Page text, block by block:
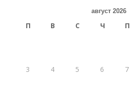
август 2026
П В С Ч П
3 4 5 6 7